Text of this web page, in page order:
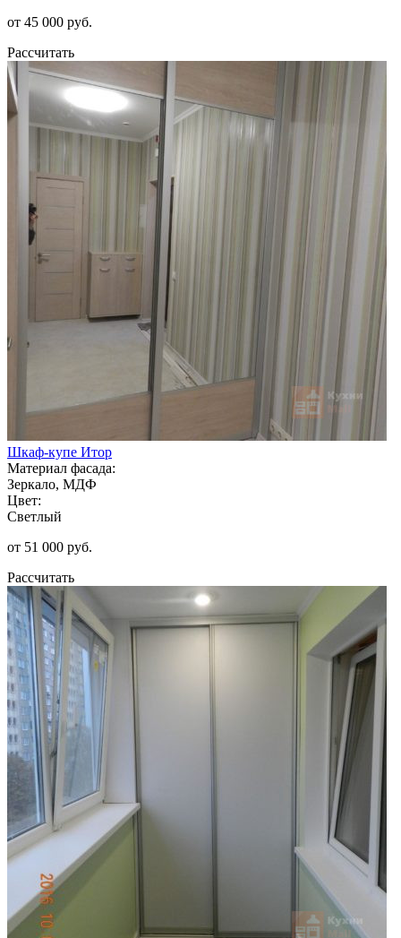
от 45 000 руб.
Рассчитать
Шкаф-купе Итор
Материал фасада:
Зеркало, МДФ
Цвет:
Светлый
от 51 000 руб.
Рассчитать